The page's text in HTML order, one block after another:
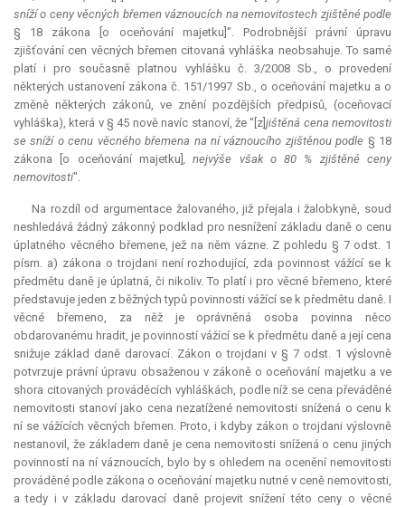
sníží o ceny věcných břemen váznoucích na nemovitostech zjištěné podle
§ 18 zákona [o oceňování majetku]". Podrobnější právní úpravu
zjišťování cen věcných břemen citovaná vyhláška neobsahuje. To samé
platí i pro současně platnou vyhlášku č. 3/2008 Sb., o provedení
některých ustanovení zákona č. 151/1997 Sb., o oceňování majetku a o
změně některých zákonů, ve znění pozdějších předpisů, (oceňovací
vyhláška), která v § 45 nově navíc stanoví, že "[z]jištěná cena nemovitosti
se sníží o cenu věcného břemena na ní váznoucího zjištěnou podle § 18
zákona [o oceňování majetku] , nejvýše však o 80 % zjištěné ceny
nemovitosti".
Na rozdíl od argumentace žalovaného, již přejala i žalobkyně, soud
neshledává žádný zákonný podklad pro nesnížení základu daně o cenu
úplatného věcného břemene, jež na něm vázne. Z pohledu § 7 odst. 1
písm. a) zákona o trojdani není rozhodující, zda povinnost vážící se k
předmětu daně je úplatná, či nikoliv. To platí i pro věcné břemeno, které
představuje jeden z běžných typů povinnosti vážící se k předmětu daně. I
věcné břemeno, za něž je oprávněná osoba povinna něco
obdarovanému hradit, je povinností vážící se k předmětu daně a její cena
snižuje základ daně darovací. Zákon o trojdani v § 7 odst. 1 výslovně
potvrzuje právní úpravu obsaženou v zákoně o oceňování majetku a ve
shora citovaných prováděcích vyhláškách, podle níž se cena převáděné
nemovitosti stanoví jako cena nezatížené nemovitosti snížená o cenu k
ní se vážících věcných břemen. Proto, i kdyby zákon o trojdani výslovně
nestanovil, že základem daně je cena nemovitosti snížená o cenu jiných
povinností na ní váznoucích, bylo by s ohledem na ocenění nemovitosti
prováděné podle zákona o oceňování majetku nutné v ceně nemovitosti,
a tedy i v základu darovací daně projevit snížení této ceny o věcné